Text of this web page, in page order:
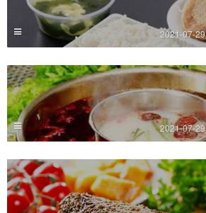
2021-07-29
2021-07-29